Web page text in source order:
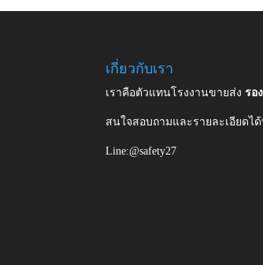
เกี่ยวกับเรา
เราคือตัวแทนโรงงานขายส่งรอ
สนใจสอบถามและรายละเอียดได้
Line:@safety27